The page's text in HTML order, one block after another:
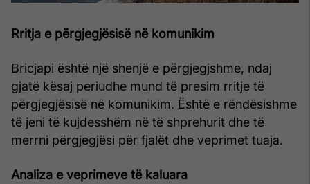
Rritja e përgjegjësisë në komunikim
Bricjapi është një shenjë e përgjegjshme, ndaj
gjatë kësaj periudhe mund të presim rritje të
përgjegjësisë në komunikim. Është e rëndësishme
të jeni të kujdesshëm në të shprehurit dhe të
merrni përgjegjësi për fjalët dhe veprimet tuaja.
Analiza e veprimeve të kaluara